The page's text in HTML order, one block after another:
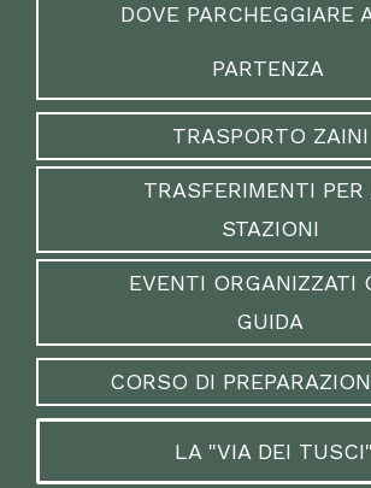
DOVE PARCHEGGIARE
PARTENZA
TRASPORTO ZAINI
TRASFERIMENTI PER
STAZIONI
EVENTI ORGANIZZATI
GUIDA
CORSO DI
LA "VIA DEI TUSCI"